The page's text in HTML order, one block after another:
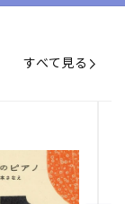
すべて見る